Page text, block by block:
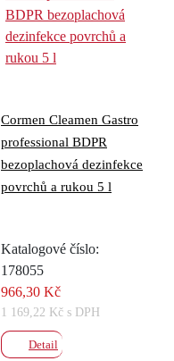
Cormen Cleamen Gastro
professional BDPR
bezoplachová dezinfekce
povrchů a rukou 5 l
Katalogové číslo:
178055
966,30 Kč
1 169,22 Kč s DPH
Detail